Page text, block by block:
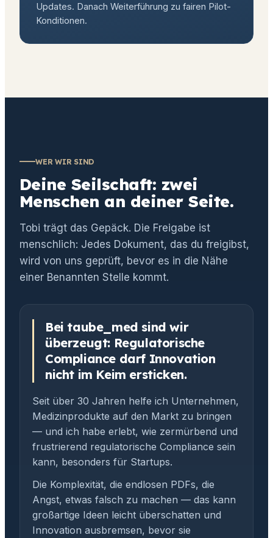
Updates. Danach Weiterführung zu fairen Pilot-
Konditionen.
WER WIR SIND
Deine Seilschaft: zwei
Menschen an deiner Seite.
Tobi trägt das Gepäck. Die Freigabe ist
menschlich: Jedes Dokument, das du freigibst,
wird von uns geprüft, bevor es in die Nähe
einer Benannten Stelle kommt.
Bei taube_med sind wir
überzeugt: Regulatorische
Compliance darf Innovation
nicht im Keim ersticken.
Seit über 30 Jahren helfe ich Unternehmen,
Medizinprodukte auf den Markt zu bringen
— und ich habe erlebt, wie zermürbend und
frustrierend regulatorische Compliance sein
kann, besonders für Startups.
Die Komplexität, die endlosen PDFs, die
Angst, etwas falsch zu machen — das kann
großartige Ideen leicht überschatten und
Innovation ausbremsen, bevor sie